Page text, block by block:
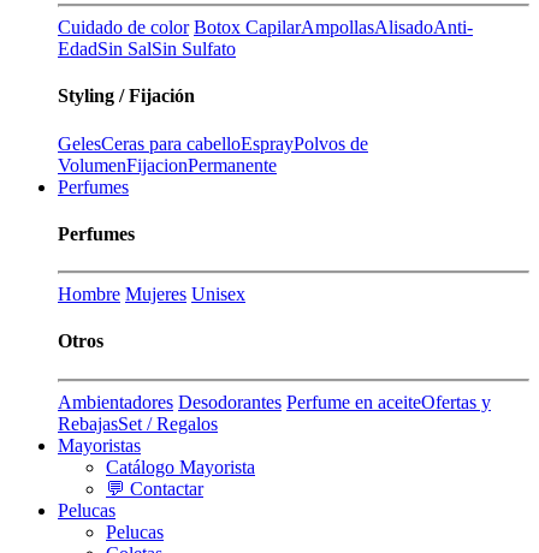
Cuidado de color Botox CapilarAmpollasAlisadoAnti-
EdadSin SalSin Sulfato
Styling / Fijación
GelesCeras para cabelloEsprayPolvos de
VolumenFijacionPermanente
Perfumes
Perfumes
Hombre Mujeres Unisex
Otros
Ambientadores Desodorantes Perfume en aceiteOfertas y
RebajasSet / Regalos
Mayoristas
Catálogo Mayorista
💬 Contactar
Pelucas
Pelucas